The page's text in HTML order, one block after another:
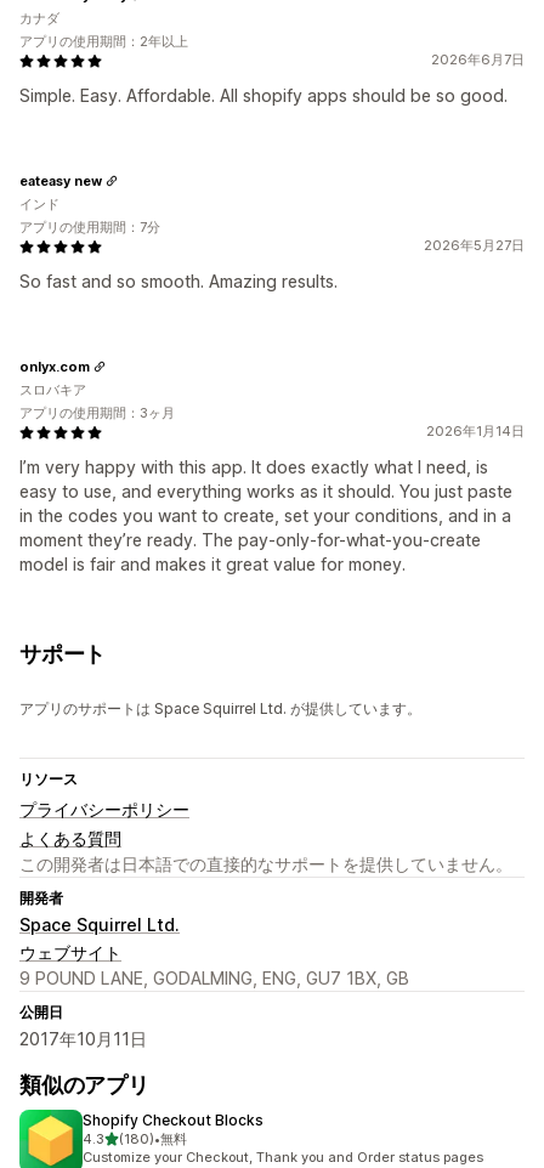
2026年6月7日
Simple. Easy. Affordable. All shopify apps should be so good.
カナダ
アプリの使用期間：2年以上
2026年5月27日
So fast and so smooth. Amazing results.
eateasy new
インド
アプリの使用期間：7分
2026年1月14日
I’m very happy with this app. It does exactly what I need, is
easy to use, and everything works as it should. You just paste
in the codes you want to create, set your conditions, and in a
moment they’re ready. The pay-only-for-what-you-create
model is fair and makes it great value for money.
onlyx.com
スロバキア
アプリの使用期間：3ヶ月
サポート
アプリのサポートは Space Squirrel Ltd. が提供しています。
リソース
プライバシーポリシー
よくある質問
この開発者は日本語での直接的なサポートを提供していません。
開発者
Space Squirrel Ltd.
ウェブサイト
9 POUND LANE, GODALMING, ENG, GU7 1BX, GB
公開日
2017年10月11日
類似のアプリ
Shopify Checkout Blocks
4.35つ星中
(180)
合計レビュー数：180件
•無料
Customize your Checkout, Thank you and Order status pages